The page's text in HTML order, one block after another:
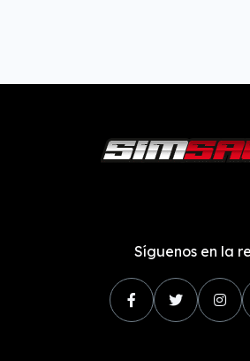
Síguenos en la